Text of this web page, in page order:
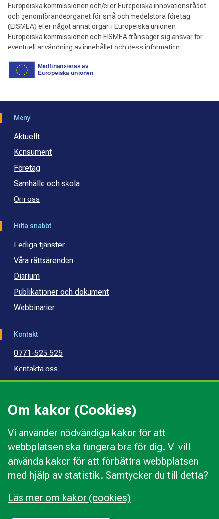
Om kakor (Cookies)
Vi använder nödvändiga kakor för att
webbplatsen ska fungera bra för dig. Vi vill
använda kakor för att förbättra webbplatsen
med hjälp av statistik. Samtycker du till detta?
Läs mer om kakor (cookies)
Europeiska kommissionen och/eller Europeiska innovationsrådet
och genomförandeorganet för små och medelstora företag
(EISMEA) eller något annat organ i Europeiska unionen.
Europeiska kommissionen och EISMEA frånsäger sig ansvar för
eventuell användning av innehållet och dess information.
Meny
Aktuellt
Konsument
Företag
Samhälle och skola
Om oss
Hitta snabbt
Lediga tjänster
Våra rättsärenden
Diarium
Publikationer och dokument
Webbinarier
Kontakt
0771-525 525
Kontakta oss
Press
Kommunal budget- och skuldrådgivning
Om webbplatsen
Behandling av personuppgifter